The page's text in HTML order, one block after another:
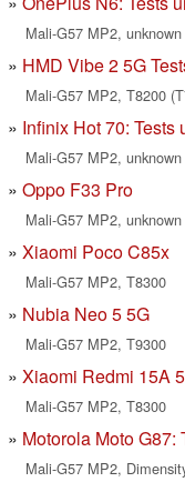
Mali-G57 MP2, unknown
HMD Vibe 2 5G
Mali-G57 MP2, T8200
Infinix Hot 70: Tests
Mali-G57 MP2, unknown
Oppo F33 Pro
Mali-G57 MP2, unknown
Xiaomi Poco C85x
Mali-G57 MP2, T8300
Nubia Neo 5 5G
Mali-G57 MP2, T9300
Xiaomi Redmi 15A
Mali-G57 MP2, T8300
Motorola Moto G87:
Mali-G57 MP2,